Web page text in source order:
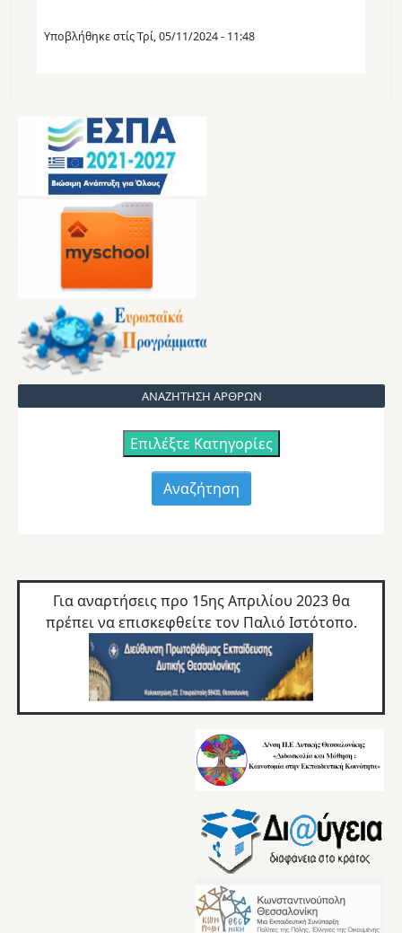
ΑΝΑΖΗΤΗΣΗ ΑΡΘΡΩΝ
Επιλέξτε Κατηγορίες
Υποβλήθηκε στίςΤρί, 05/11/2024 - 11:48
Για αναρτήσεις προ 15ης Απριλίου 2023 θα
πρέπει να επισκεφθείτε τον Παλιό Ιστότοπο.